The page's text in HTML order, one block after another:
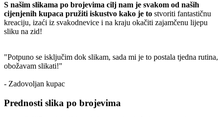
S našim slikama po brojevima cilj nam je svakom od naših
cijenjenih kupaca pružiti iskustvo kako je to stvoriti fantastičnu
kreaciju, izaći iz svakodnevice i na kraju okačiti zajamčenu lijepu
sliku na zid!
"Potpuno se isključim dok slikam, sada mi je to postala tjedna rutina,
obožavam slikati!"
- Zadovoljan kupac
Prednosti slika po brojevima